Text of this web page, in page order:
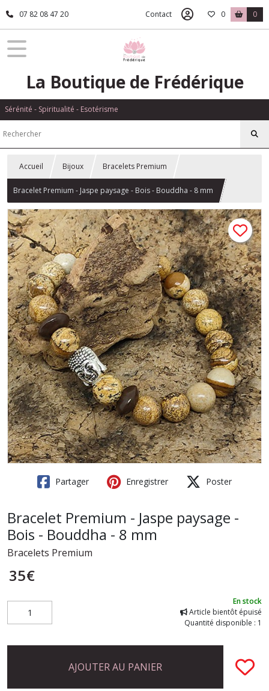
07 82 08 47 20 Contact 0 0
La Boutique de Frédérique
Sérénité - Spiritualité - Esotérisme
Accueil Bijoux Bracelets Premium
Bracelet Premium - Jaspe paysage - Bois - Bouddha - 8 mm
Partager Enregistrer Poster
Bracelet Premium - Jaspe paysage -
Bois - Bouddha - 8 mm
Bracelets Premium
35€
En stock
Article bientôt épuisé
Quantité disponible : 1
AJOUTER AU PANIER